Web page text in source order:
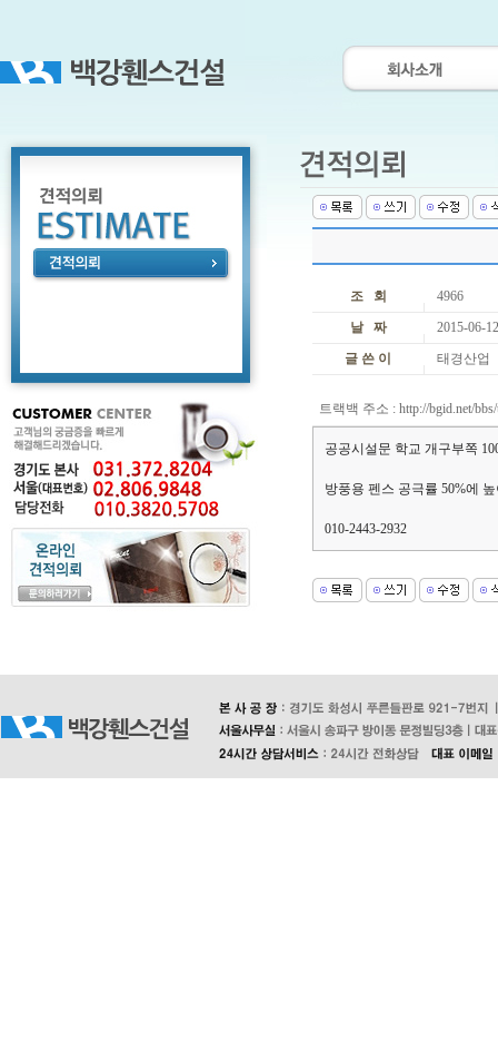
조 회
4966
날 짜
2015-06-
글 쓴 이
태경산업
트랙백 주소 : http://bgid.net/
공공시설문 학교 개구부쪽
방풍용 펜스 공극률 50%에
010-2443-2932